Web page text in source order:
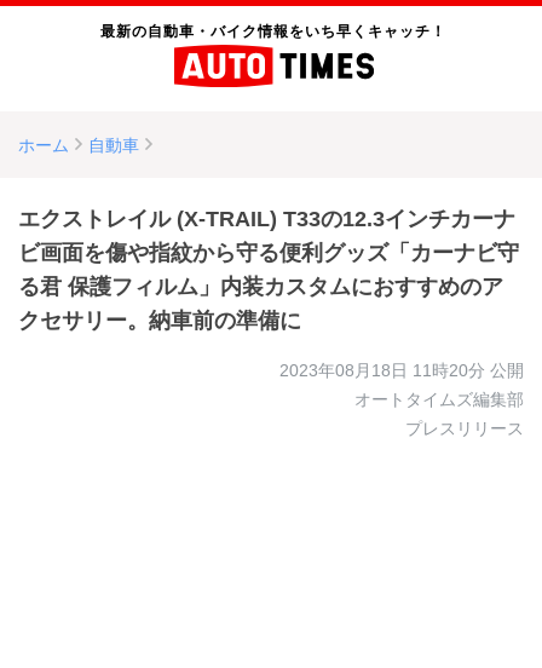
最新の自動車・バイク情報をいち早くキャッチ！
ホーム 自動車
エクストレイル (X-TRAIL) T33の12.3インチカーナ
ビ画面を傷や指紋から守る便利グッズ「カーナビ守
る君 保護フィルム」内装カスタムにおすすめのア
クセサリー。納車前の準備に
2023年08月18日 11時20分 公開
オートタイムズ編集部
プレスリリース